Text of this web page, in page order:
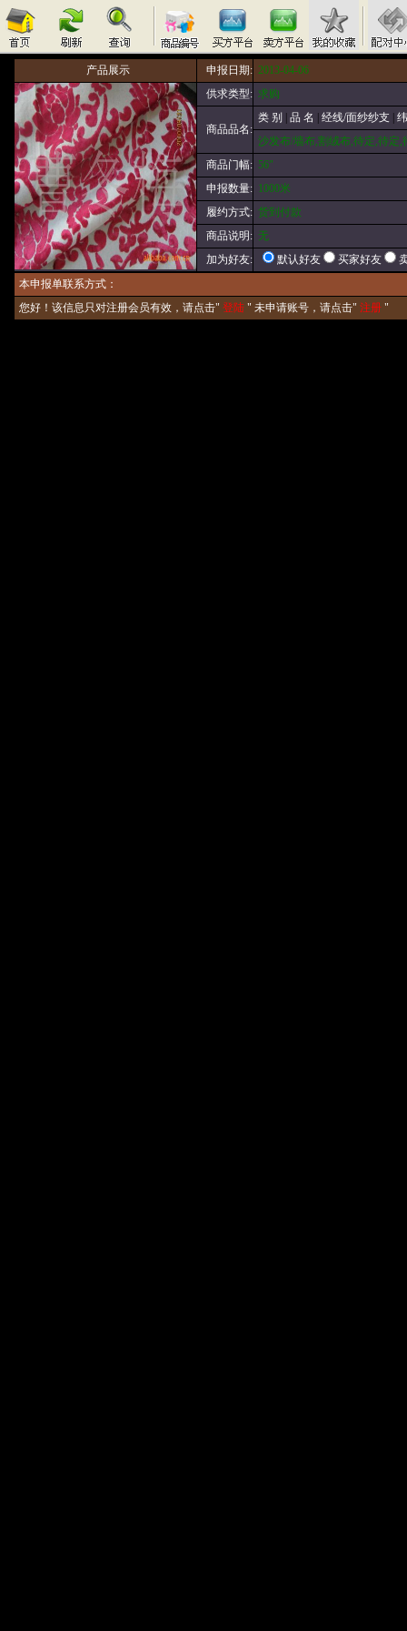
产品展示 申报日期: 2013-04-06
供求类型: 求购
商品品名:
类 别 品 名 经线/面纱纱支
沙发布/墙布,割绒布,待定,待定,
商品门幅: 56"
申报数量: 1000米
履约方式: 货到付款
商品说明: 无
加为好友:
默认好友 买家好友
本申报单联系方式：
您好！该信息只对注册会员有效，请点击" 登陆 " 未申请账号，请点击" 注册 "